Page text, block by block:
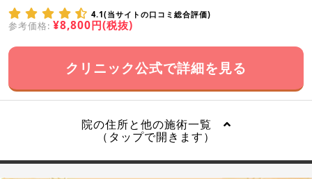
4.1(当サイトの口コミ総合評価)
参考価格: ¥8,800円(税抜)
クリニック公式で詳細を見る
院の住所と他の施術一覧
（タップで開きます）